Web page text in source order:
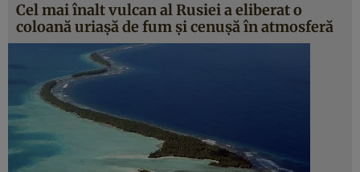
Cel mai înalt vulcan al Rusiei a eliberat o
coloană uriașă de fum și cenușă în atmosferă